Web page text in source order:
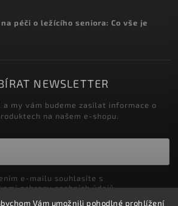
Vám umožnili pohodlné prohlížení
péči o ležícího seniora: Co vše je
NEWSLETTER
my vám budeme zasílat informace o
na našem e-shopu.
ochrany osobních údajů